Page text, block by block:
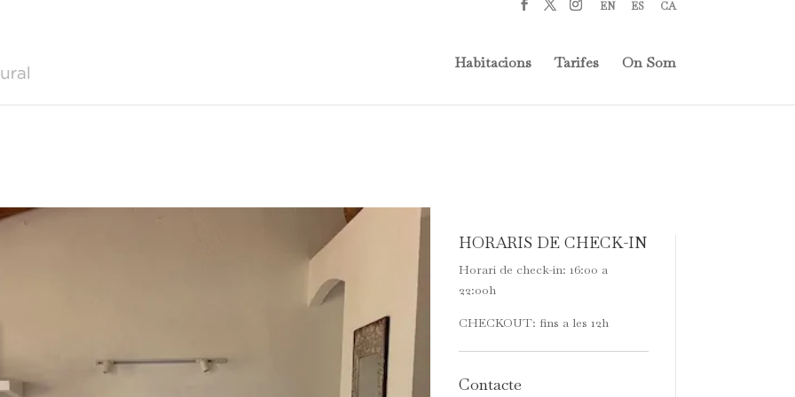
EN ES CA
Habitacions Tarifes On Som
HORARIS DE CHECK-IN
Horari de check-in: 16:00 a
22:00h
CHECKOUT: fins a les 12h
Contacte